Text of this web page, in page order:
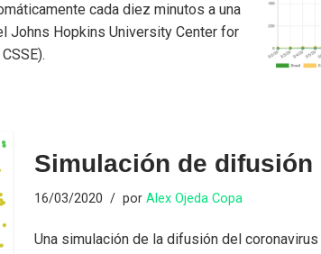
cada diez minutos a una
Johns Hopkins University Center for
Simulación de
16/03/2020 porAlex Ojeda Copa
Una simulación de la difusión del